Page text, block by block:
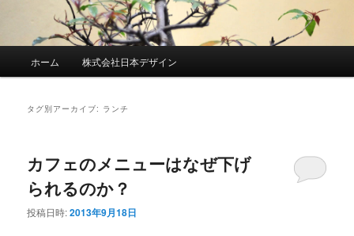
メインコンテンツへ移動
サブコンテンツへ移動
ホーム 株式会社日本デザイン
タグ別アーカイブ: ランチ
カフェのメニューはなぜ下げ
られるのか？
投稿日時:2013年9月18日